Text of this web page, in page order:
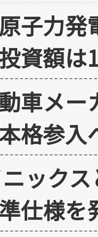
子力
資額は
車メ
格参入
ック
仕様を